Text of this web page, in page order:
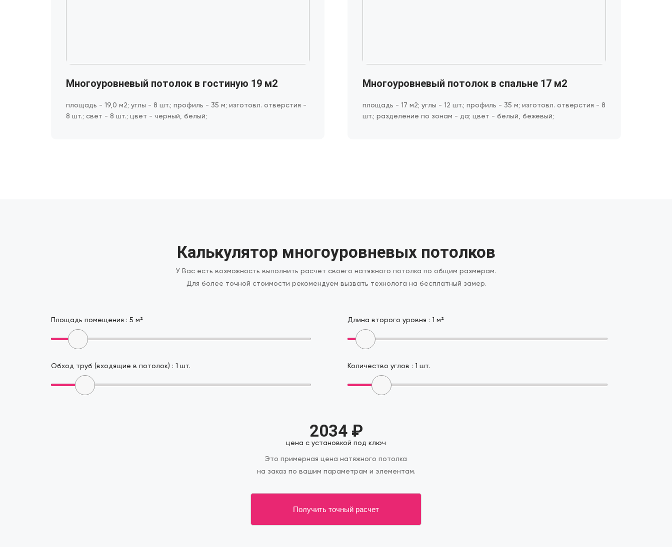
Многоуровневый потолок в гостиную 19 м2
площадь - 19,0 м2; углы - 8 шт.; профиль - 35 м; изготовл. отверстия -
8 шт.; свет - 8 шт.; цвет - черный, белый;
Многоуровневый потолок в спальне 17 м2
площадь - 17 м2; углы - 12 шт.; профиль - 35 м; изготовл. отверстия - 8
шт.; разделение по зонам - да; цвет - белый, бежевый;
Калькулятор многоуровневых потолков
У Вас есть возможность выполнить расчет своего натяжного потолка по общим размерам.
Для более точной стоимости рекомендуем вызвать технолога на бесплатный замер.
Площадь помещения : 5 м² Длина второго уровня : 1 м²
Обход труб (входящие в потолок) : 1 шт. Количество углов : 1 шт.
2034 ₽
цена с установкой под ключ
Это примерная цена натяжного потолка
на заказ по вашим параметрам и элементам.
Получить точный расчет